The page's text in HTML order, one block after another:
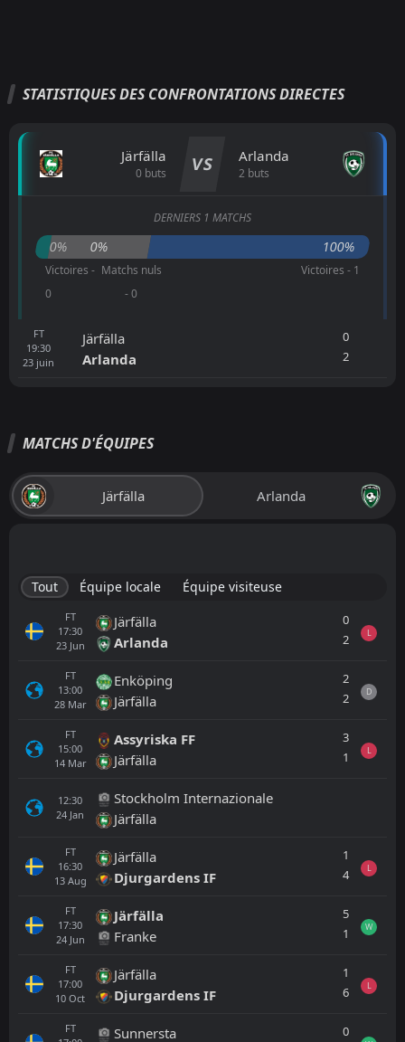
STATISTIQUES DES CONFRONTATIONS DIRECTES
Järfälla
0 buts VS Arlanda
2 buts
DERNIERS 1 MATCHS
0% 0% 100%
Victoires -
0
Matchs nuls
- 0
Victoires - 1
FT
19:30
23 juin
Järfälla
Arlanda
0
2
MATCHS D'ÉQUIPES
Järfälla Arlanda
Tout Équipe locale Équipe visiteuse
FT
17:30
23 Jun
Järfälla
Arlanda
0
2
L
FT
13:00
28 Mar
Enköping
Järfälla
2
2
D
FT
15:00
14 Mar
Assyriska FF
Järfälla
3
1
L
12:30
24 Jan
Stockholm Internazionale
Järfälla
FT
16:30
13 Aug
Järfälla
Djurgardens IF
1
4
L
FT
17:30
24 Jun
Järfälla
Franke
5
1
W
FT
17:00
10 Oct
Järfälla
Djurgardens IF
1
6
L
FT
Sunnersta 0